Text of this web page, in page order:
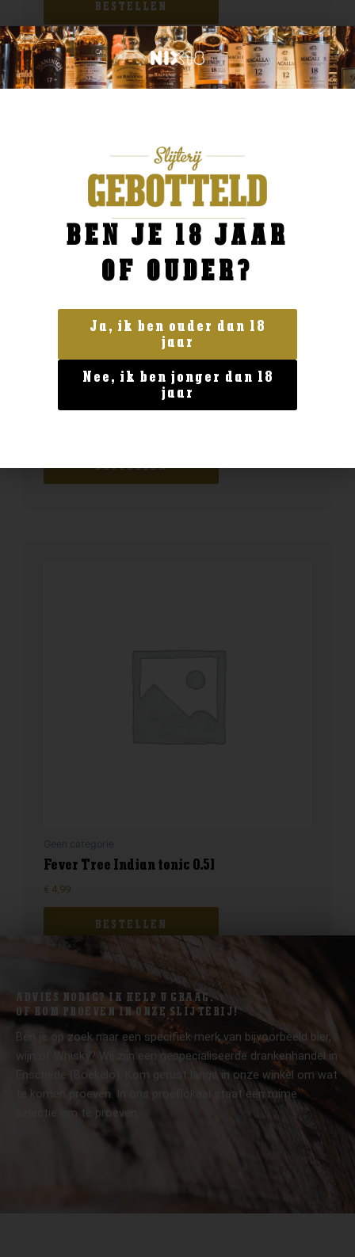
BESTELLEN
Geen categorie
Enate 234 Chardonnay Magnum
BESTELLEN
Fever Tree Indian tonic 0.5l
€ 4,99
BESTELLEN
ADVIES NODIG? IK HELP U GRAAG.
OF KOM PROEVEN IN ONZE SLIJTERIJ!
Ben je op zoek naar een specifiek merk van bijvoorbeeld bier,
wijn of Whisky? Wij zijn een gespecialiseerde drankenhandel in
Enschede (Boekelo). Kom gerust langs in onze winkel om wat
te komen proeven. In ons proeflokaal staat een ruime
selectie om te proeven.
BEN JE 18 JAAR
OF OUDER?
Ja, ik ben ouder dan 18
jaar
Nee, ik ben jonger dan 18
jaar